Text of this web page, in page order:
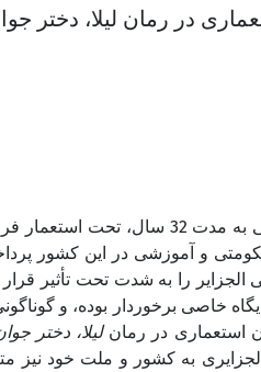
در رمان لیلا، دختر
الجزایر از سال 1830 تا 1862،
و آموزشی در این کشور
الجزایر را به شدت تحت تأثیر
خاصی برخوردار بوده، و
استعماری در رمانلیلا، دختر
به کشور و ملت خود نیز